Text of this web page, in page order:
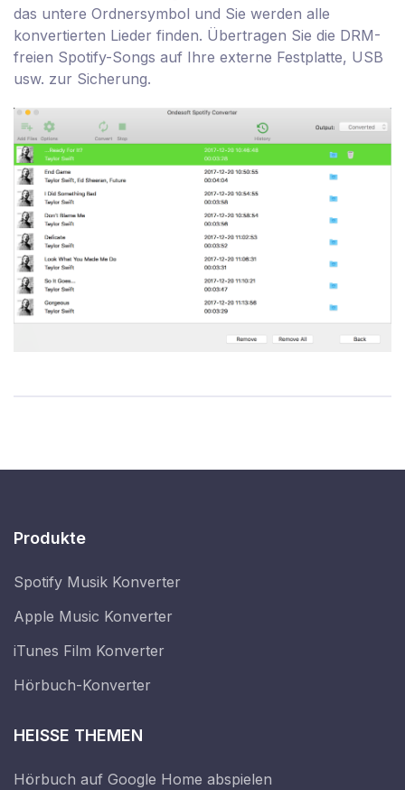
das untere Ordnersymbol und Sie werden alle
konvertierten Lieder finden. Übertragen Sie die DRM-
freien Spotify-Songs auf Ihre externe Festplatte, USB
usw. zur Sicherung.
Produkte
Spotify Musik Konverter
Apple Music Konverter
iTunes Film Konverter
Hörbuch-Konverter
HEISSE THEMEN
Hörbuch auf Google Home abspielen